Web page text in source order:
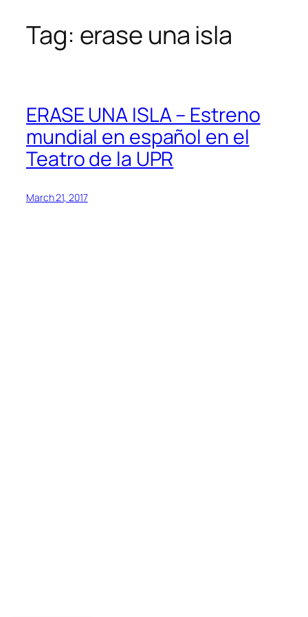
SkipTag: erase una isla
ERASE UNA ISLA – Estreno
mundial en español en el
Teatro de la UPR
March 21, 2017